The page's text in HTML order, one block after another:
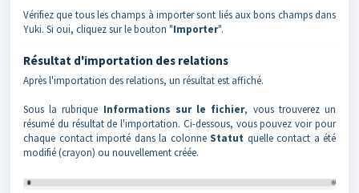
Vérifiez que tous les champs à importer sont liés aux bons champs dans
Yuki. Si oui, cliquez sur le bouton "Importer".
Résultat d'importation des relations
Après l'importation des relations, un résultat est affiché.
Sous la rubrique Informations sur le fichier, vous trouverez un
résumé du résultat de l'importation. Ci-dessous, vous pouvez voir pour
chaque contact importé dans la colonne Statut quelle contact a été
modifié (crayon) ou nouvellement créée.